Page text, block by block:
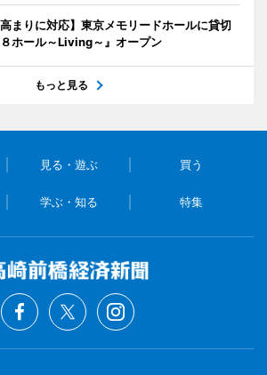
高まりに対応】東京メモリードホールに貸切
ホール～Living～』オープン
もっと見る
見る・遊ぶ 買う
学ぶ・知る 特集